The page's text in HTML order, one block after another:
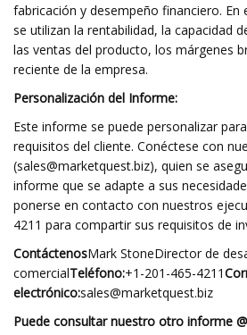
fabricación y desempeño financiero. En
se utilizan la rentabilidad, la capacidad
las ventas del producto, los márgenes
reciente de la empresa.
Personalización del Informe:
Este informe se puede personalizar
requisitos del cliente. Conéctese con
(sales@marketquest.biz), quien se
informe que se adapte a sus
ponerse en contacto con nuestros
4211 para compartir sus requisitos de
ContáctenosMark StoneDirector de
comercialTeléfono:+1-201-465-4211
electrónico:sales@marketquest.biz
Puede consultar nuestro otro informe @